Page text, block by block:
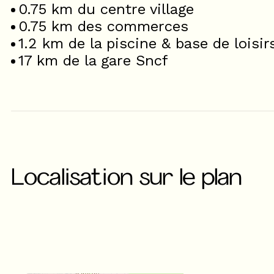
0.75 km du centre village
0.75 km des commerces
1.2 km de la piscine & base de
17 km de la gare Sncf
Localisation sur le plan